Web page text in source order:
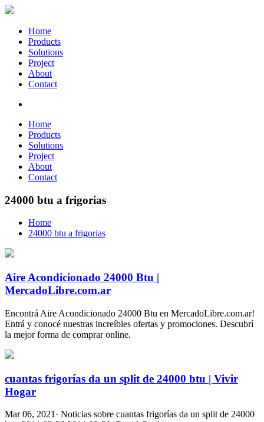
Home
Products
Solutions
Project
About
Contact
Home
Products
Solutions
Project
About
Contact
24000 btu a frigorias
Home
24000 btu a frigorias
Aire Acondicionado 24000 Btu |
MercadoLibre.com.ar
Encontrá Aire Acondicionado 24000 Btu en MercadoLibre.com.ar!
Entrá y conocé nuestras increíbles ofertas y promociones. Descubrí
la mejor forma de comprar online.
cuantas frigorías da un split de 24000 btu | Vivir
Hogar
Mar 06, 2021· Noticias sobre cuantas frigorías da un split de 24000